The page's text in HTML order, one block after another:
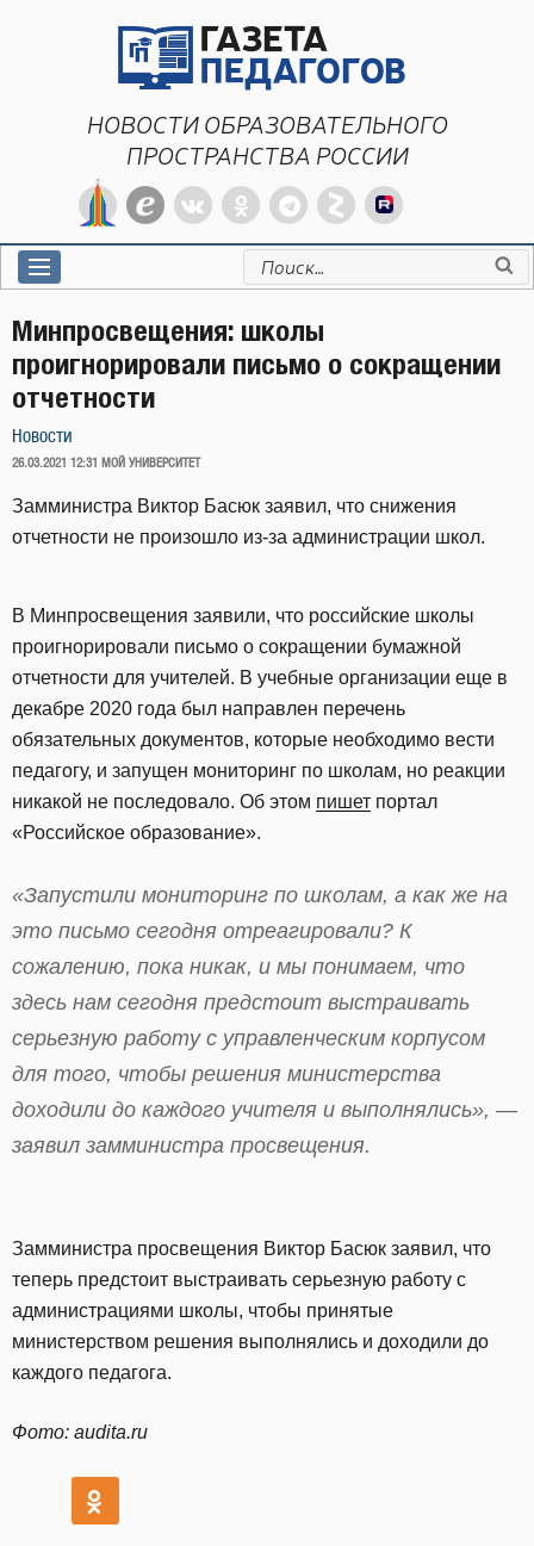
НОВОСТИ ОБРАЗОВАТЕЛЬНОГО
ПРОСТРАНСТВА РОССИИ
Искать:
Минпросвещения: школы
проигнорировали письмо о сокращении
отчетности
Новости
ОПУБЛИКОВАНО
26.03.2021 12:31 МОЙ УНИВЕРСИТЕТ
Замминистра Виктор Басюк заявил, что снижения
отчетности не произошло из-за администрации школ.
В Минпросвещения заявили, что российские школы
проигнорировали письмо о сокращении бумажной
отчетности для учителей. В учебные организации еще в
декабре 2020 года был направлен перечень
обязательных документов, которые необходимо вести
педагогу, и запущен мониторинг по школам, но реакции
никакой не последовало. Об этом пишет портал
«Российское образование».
«Запустили мониторинг по школам, а как же на
это письмо сегодня отреагировали? К
сожалению, пока никак, и мы понимаем, что
здесь нам сегодня предстоит выстраивать
серьезную работу с управленческим корпусом
для того, чтобы решения министерства
доходили до каждого учителя и выполнялись», —
заявил замминистра просвещения.
Замминистра просвещения Виктор Басюк заявил, что
теперь предстоит выстраивать серьезную работу с
администрациями школы, чтобы принятые
министерством решения выполнялись и доходили до
каждого педагога.
Фото: audita.ru